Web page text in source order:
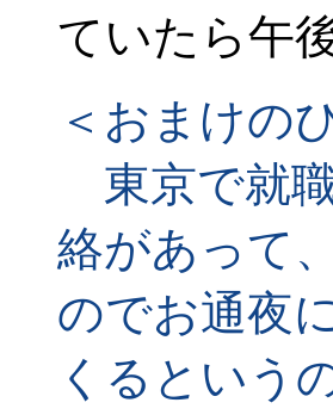
ていたら午
＜おまけの
東京で就
絡があって
のでお通夜
くるという